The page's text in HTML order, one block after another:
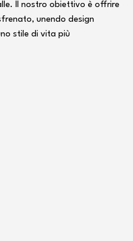
Il nostro obiettivo è offrire
unendo design
stile di vita più